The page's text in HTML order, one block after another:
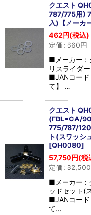
クエスト
787/775用)
入)【メーカ
462円(税込)
定価: 660円
■メーカー :
リスライダ
■JANコー
て】 …
クエスト
(FBL=CA/
775/787/
ト(スワッシ
[QH0080]
57,750円(税
定価: 82,500
■メーカー :
ッドセット(
■JANコー
て…